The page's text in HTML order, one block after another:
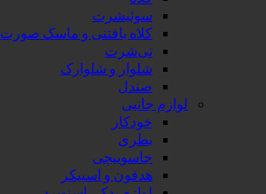
سوئیشرت
کلاه بافتنی و ماسک صورت
تی‌شرت
شلوار و شلوارک
صندل
لوازم جانبی
خودکار
بطری
جاسوییچی
هدفون و اسپیکر